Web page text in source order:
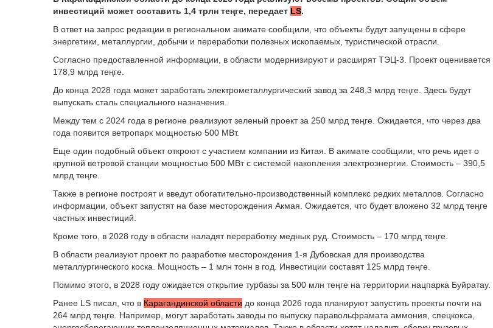
В Карагандинской области до конца 2028 года реализуют восемь проектов. Общий объем
инвестиций может составить 1,4 трлн теңге, передает LS
В ответ на запрос редакции в региональном акимате сообщили, что объекты будут запущены в сфере
энергетики, металлургии, добычи и переработки полезных ископаемых, туристической отрасли.
Согласно предоставленной информации, в области модернизируют и расширят ТЭЦ-3. Проект оценивается в
178,9 млрд теңге.
До конца 2028 года может заработать электрометаллургический завод за 248,3 млрд теңге. Здесь будут
выпускать сталь специального назначения.
Между тем с 2024 года в регионе реализуют зеленый проект за 250 млрд теңге. Ожидается, что через два
года появится ветропарк мощностью 500 МВт.
Еще один подобный объект откроют с участием компании из Китая. В акимате сообщили, что речь идет о
крупной ветровой станции мощностью 500 МВт с системой накопления электроэнергии. Стоимость – 390,5
млрд теңге.
Также в регионе построят и введут обогатительно-производственный комплекс редких металлов. Согласно
информации, объект запустят на базе месторождения Акмая. Ожидается, что будет вложено 32 млрд теңге
частных инвестиций.
Кроме того, в 2028 году в области наладят переработку медных руд. Стоимость – 170 млрд теңге.
В области реализуют проект по разработке месторождения 1-я Дубовская для производства
металлургического коска. Мощность – 1 млн тонн в год. Инвестиции составят 125 млрд теңге.
Помимо этого, в 2028 году ожидается открытие турбазы за 500 млн теңге на территории нацпарка Буйратау.
Ранее LS писал, что в Карагандинской области до конца 2026 года планируют запустить проекты почти на
264 млрд теңге. Например, могут заработать заводы по выпуску паравольфрамата аммония, спецкокса,